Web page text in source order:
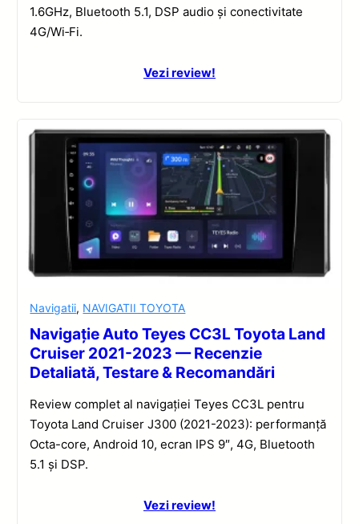
1.6GHz, Bluetooth 5.1, DSP audio și conectivitate
4G/Wi‑Fi.
Vezi review!
Navigatii, NAVIGATII TOYOTA
Navigație Auto Teyes CC3L Toyota Land
Cruiser 2021-2023 — Recenzie
Detaliată, Testare & Recomandări
Review complet al navigației Teyes CC3L pentru
Toyota Land Cruiser J300 (2021-2023): performanță
Octa-core, Android 10, ecran IPS 9″, 4G, Bluetooth
5.1 și DSP.
Vezi review!